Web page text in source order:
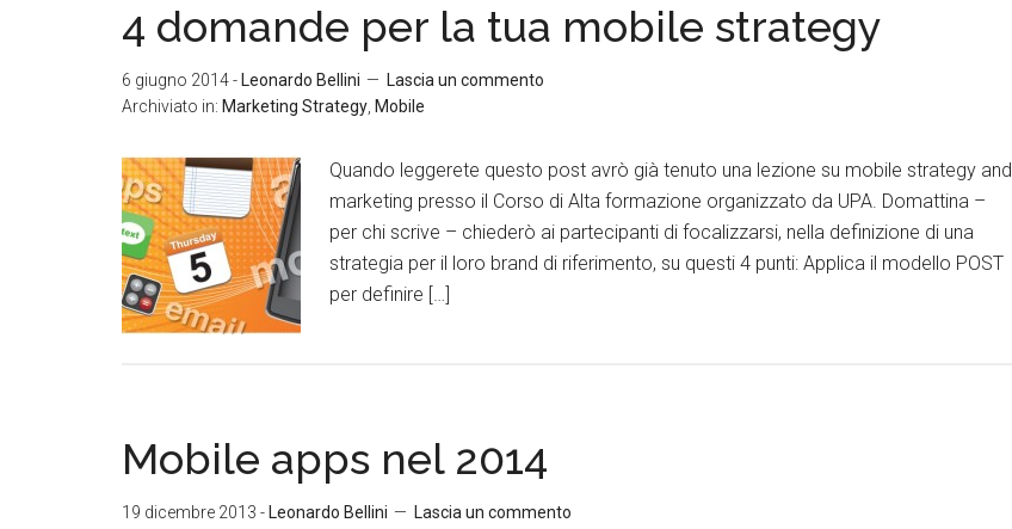
4 domande per la tua mobile strategy
6 giugno 2014- Leonardo Bellini
Lascia un commento
Archiviato in: Marketing Strategy Mobile
Quando leggerete questo post avrò già tenuto una lezione su mobile strategy and
marketing presso il Corso di Alta formazione organizzato da UPA. Domattina –
per chi scrive – chiederò ai partecipanti di focalizzarsi, nella definizione di una
strategia per il loro brand di riferimento, su questi 4 punti: Applica il modello POST
per definire […]
Mobile apps nel 2014
19 dicembre 2013 - Leonardo Bellini
Lascia un commento